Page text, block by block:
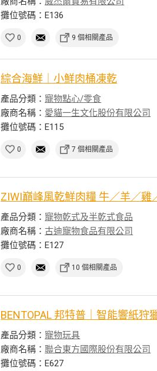
攤位號碼：E136
0 9 個相關產品
綜合海鮮｜小鮮肉桶凍乾
產品分類：寵物點心/零食
廠商名稱： 愛貓一生文化股份有限公司
攤位號碼：E115
0 7 個相關產品
ZIWI巔峰風乾鮮肉糧 牛／羊／雞
產品分類：寵物乾式及半乾式食品
廠商名稱：古迪寵物食品有限公司
攤位號碼：E127
0 10 個相關產品
BENTOPAL 邦特普｜智能響紙
產品分類：寵物玩具
廠商名稱：聯合東方國際股份有限公司
攤位號碼：E627